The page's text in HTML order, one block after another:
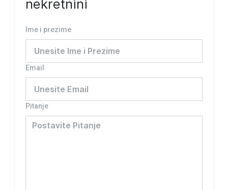
nekretnini
Ime i prezime
Email
Pitanje